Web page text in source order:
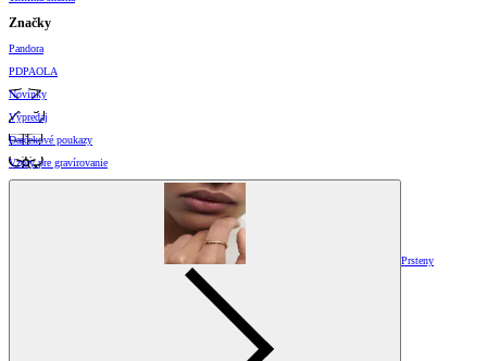
Značky
Pandora
PDPAOLA
Novinky
Výpredaj
Darčekové poukazy
Vzory pre gravírovanie
Prsteny